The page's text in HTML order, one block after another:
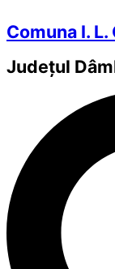
Comuna I.
Județul